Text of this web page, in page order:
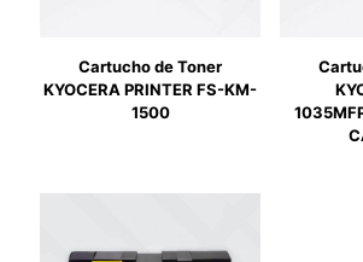
Cartucho de Toner
KYOCERA PRINTER FS-KM-
1500